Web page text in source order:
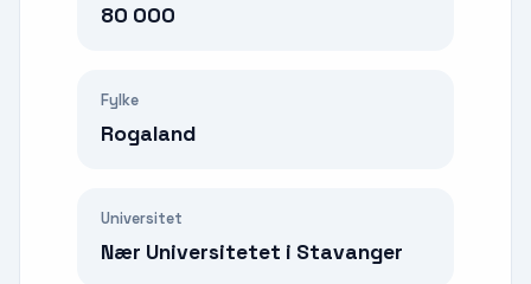
80 000
Fylke
Rogaland
Universitet
Nær Universitetet i Stavanger